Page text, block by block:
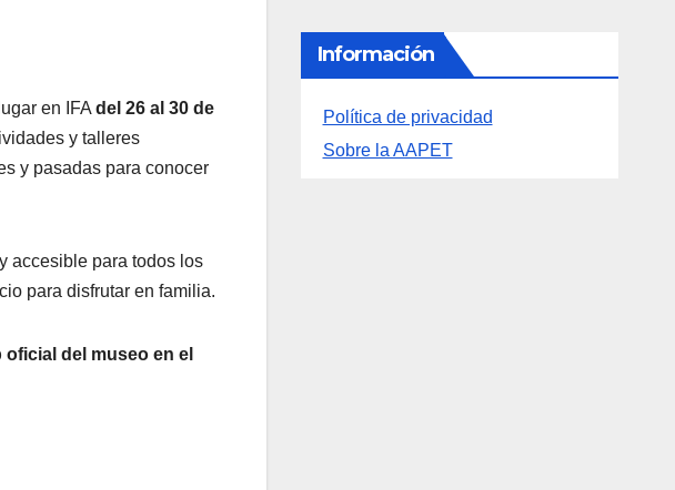
en IFA del 26 al 30 de
y talleres
y pasadas para conocer
accesible para todos los
para disfrutar en familia.
oficial del museo en el
Sobre la AAPET